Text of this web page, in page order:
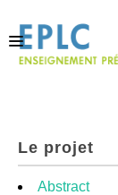
Le projet
Abstract